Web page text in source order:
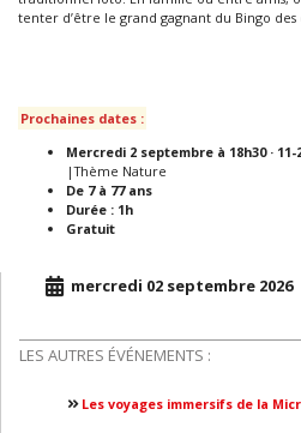
tenter d’être le grand gagnant du Bingo
Prochaines dates :
Mercredi 2 septembre à 18h30 ·
|Thème Nature
De 7 à 77 ans
Durée : 1h
Gratuit
mercredi 02 septembre 2026
LES AUTRES ÉVÉNEMENTS :
Les voyages immersifs de la